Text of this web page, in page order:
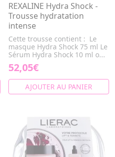
REXALINE Hydra Shock -
Trousse hydratation
intense
Cette trousse contient : Le
masque Hydra Shock 75 ml Le
Sérum Hydra Shock 10 ml o...
52,05€
AJOUTER AU PANIER